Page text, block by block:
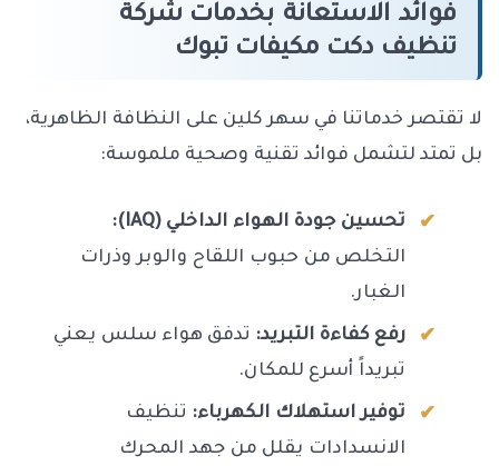
فوائد الاستعانة بخدمات شركة
تنظيف دكت مكيفات تبوك
لا تقتصر خدماتنا في سهر كلين على النظافة الظاهرية،
بل تمتد لتشمل فوائد تقنية وصحية ملموسة:
تحسين جودة الهواء الداخلي (IAQ):
التخلص من حبوب اللقاح والوبر وذرات
الغبار.
رفع كفاءة التبريد: تدفق هواء سلس يعني
تبريداً أسرع للمكان.
توفير استهلاك الكهرباء: تنظيف
الانسدادات يقلل من جهد المحرك